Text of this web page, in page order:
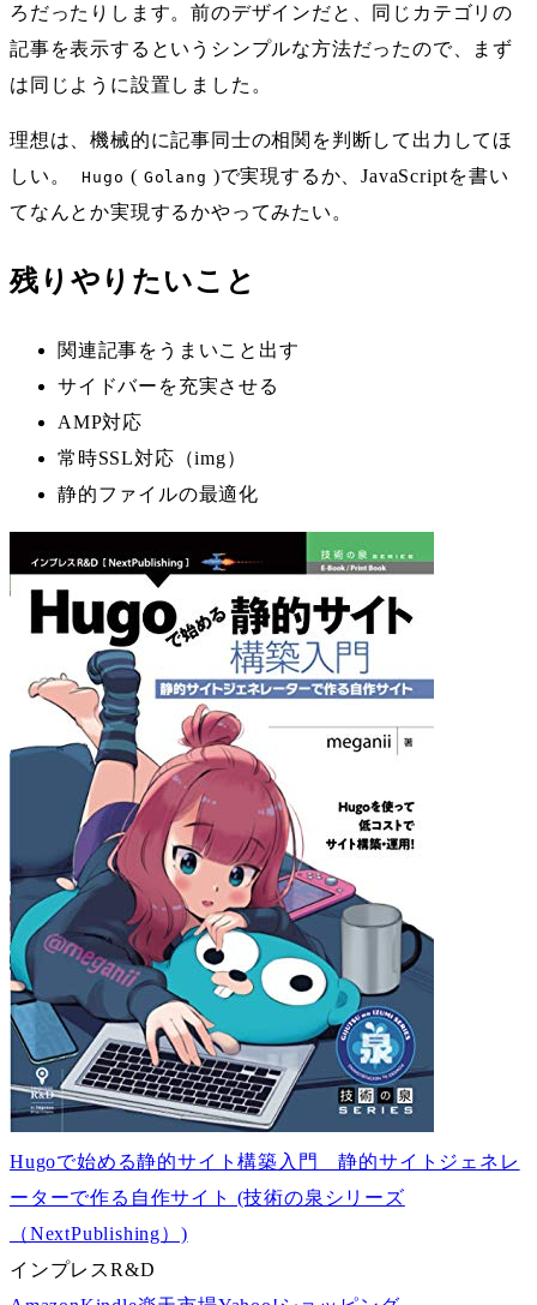
ろだったりします。前のデザインだと、同じカテゴリの
記事を表示するというシンプルな方法だったので、まず
は同じように設置しました。
理想は、機械的に記事同士の相関を判断して出力してほ
しい。
Hugo ( Golang )で実現するか、JavaScriptを書い
てなんとか実現するかやってみたい。
残りやりたいこと
関連記事をうまいこと出す
サイドバーを充実させる
AMP対応
常時SSL対応（img）
静的ファイルの最適化
Hugoで始める静的サイト構築入門 静的サイトジェネレ
ーターで作る自作サイト (技術の泉シリーズ
（NextPublishing）)
インプレスR&D